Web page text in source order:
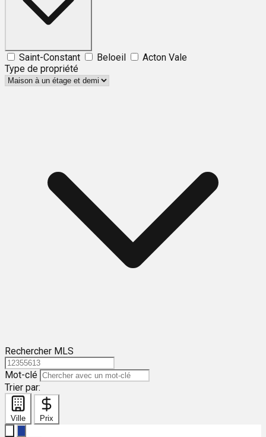
Saint-Constant Beloeil
Acton Vale
Type de propriété
Rechercher MLS
Mot-clé
Trier par:
Ville Prix